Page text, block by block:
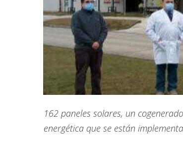
162 paneles solares, un
energética que se están